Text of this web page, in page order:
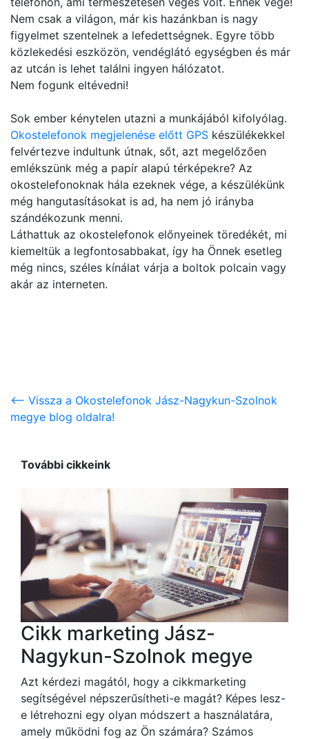
Nem csak a világon, már kis hazánkban is nagy
figyelmet szentelnek a lefedettségnek. Egyre több
közlekedési eszközön, vendéglátó egységben és már
az utcán is lehet találni ingyen hálózatot.
Nem fogunk eltévedni!
Sok ember kénytelen utazni a munkájából kifolyólag.
Okostelefonok megjelenése előtt GPS készülékekkel
felvértezve indultunk útnak, sőt, azt megelőzően
emlékszünk még a papír alapú térképekre? Az
okostelefonoknak hála ezeknek vége, a készülékünk
még hangutasításokat is ad, ha nem jó irányba
szándékozunk menni.
Láthattuk az okostelefonok előnyeinek töredékét, mi
kiemeltük a legfontosabbakat, így ha Önnek esetleg
még nincs, széles kínálat várja a boltok polcain vagy
akár az interneten.
<-- Vissza a Okostelefonok Jász-Nagykun-Szolnok
megye blog oldalra!
További cikkeink
Cikk marketing Jász-
Nagykun-Szolnok megye
Azt kérdezi magától, hogy a cikkmarketing
segítségével népszerűsítheti-e magát? Képes lesz-
e létrehozni egy olyan módszert a használatára,
amely működni fog az Ön számára? Számos